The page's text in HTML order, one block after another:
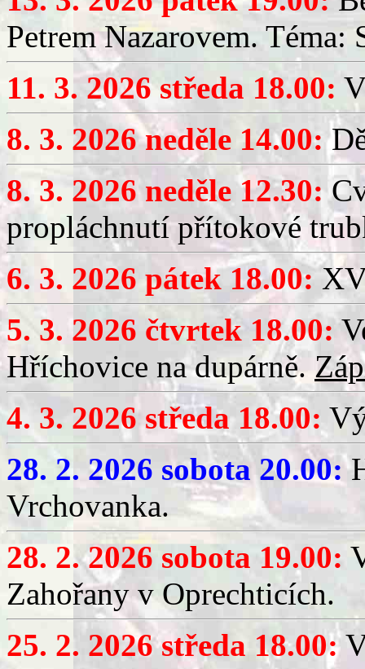
Petrem Nazarovem. Téma:
11. 3. 2026 středa 18.00:
8. 3. 2026 neděle 14.00:
8. 3. 2026 neděle 12.30:
propláchnutí přítokové
6. 3. 2026 pátek 18.00:
5. 3. 2026 čtvrtek 18.00:
Hříchovice na dupárně.
4. 3. 2026 středa 18.00:
28. 2. 2026 sobota 20.00:
Vrchovanka.
28. 2. 2026 sobota 19.00:
Zahořany v Oprechticích.
25. 2. 2026 středa 18.00: